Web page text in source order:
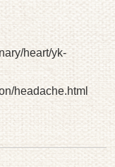
heart/yk-
headache.html